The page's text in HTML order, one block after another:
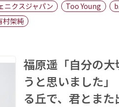
ニクスジャパン Too Young
村架純
福原遥「自分の
うと思いました
る丘で、君とまた